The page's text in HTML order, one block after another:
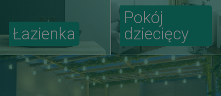
Łazienka
Pokój
dziecięcy